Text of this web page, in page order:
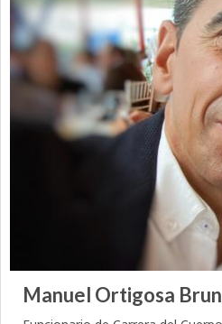
Manuel Ortigosa Brun